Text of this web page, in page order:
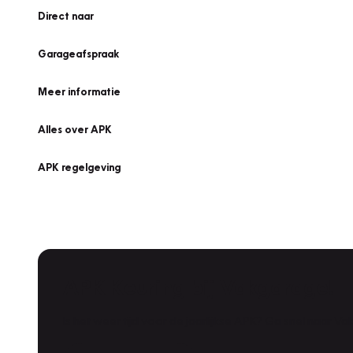
Direct naar
Garageafspraak
Meer informatie
Alles over APK
APK regelgeving